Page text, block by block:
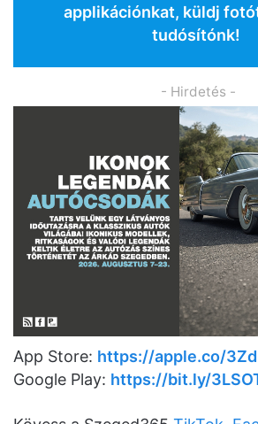
applikációnkat, küldj
tudósítónk!
- Hirdetés -
App Store: https://apple.co/
Google Play: https://bit.ly/